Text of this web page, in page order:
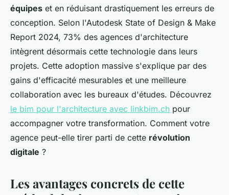
équipes et en réduisant drastiquement les erreurs de
conception. Selon l'Autodesk State of Design & Make
Report 2024, 73% des agences d'architecture
intègrent désormais cette technologie dans leurs
projets. Cette adoption massive s'explique par des
gains d'efficacité mesurables et une meilleure
collaboration avec les bureaux d'études. Découvrez
le bim pour l'architecture avec linkbim.ch pour
accompagner votre transformation. Comment votre
agence peut-elle tirer parti de cette révolution
digitale ?
Les avantages concrets de cette